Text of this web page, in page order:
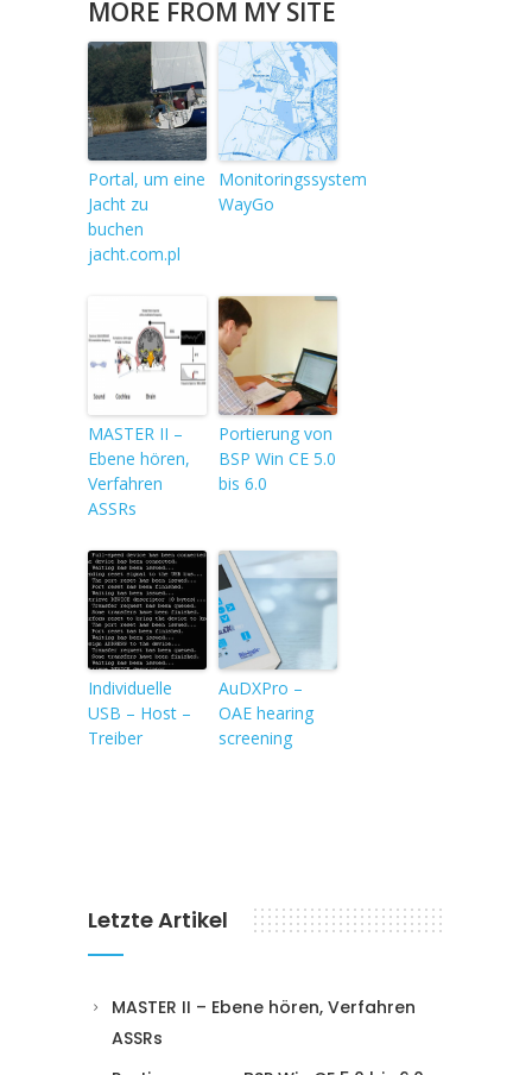
MORE FROM MY SITE
Portal, um eine
Jacht zu
buchen
jacht.com.pl
Monitoringssystem
WayGo
MASTER II –
Ebene hören,
Verfahren
ASSRs
Portierung von
BSP Win CE 5.0
bis 6.0
Individuelle
USB – Host –
Treiber
AuDXPro –
OAE hearing
screening
Letzte Artikel
MASTER II – Ebene hören, Verfahren
ASSRs